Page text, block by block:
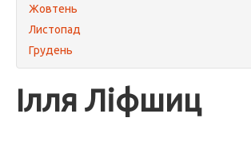
Жовтень
Листопад
Грудень
Ілля Ліфшиц